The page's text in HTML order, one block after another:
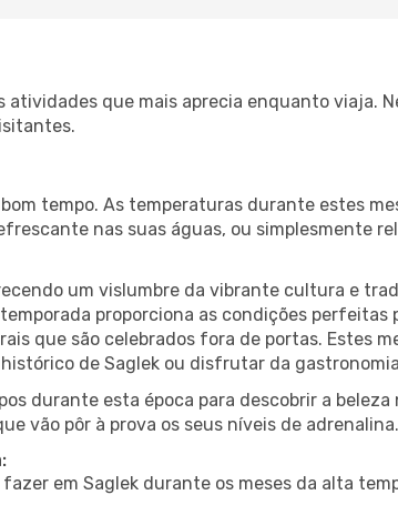
que mais aprecia enquanto viaja.
tempo. As temperaturas durante estes
nas suas águas, ou simplesmente
um vislumbre da vibrante cultura e
proporciona as condições perfeitas
que são celebrados fora de portas. Estes
de Saglek ou disfrutar da
durante esta época para descobrir a
vão pôr à prova os seus níveis de adrenalina.
em Saglek durante os meses da alta